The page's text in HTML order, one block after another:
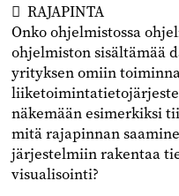
﷯ RAJAPINTA
Onko ohjelmistossa
ohjelmiston sisältämää
yrityksen omiin
näkemään esimerkiksi
mitä rajapinnan
järjestelmiin rakentaa
visualisointi?